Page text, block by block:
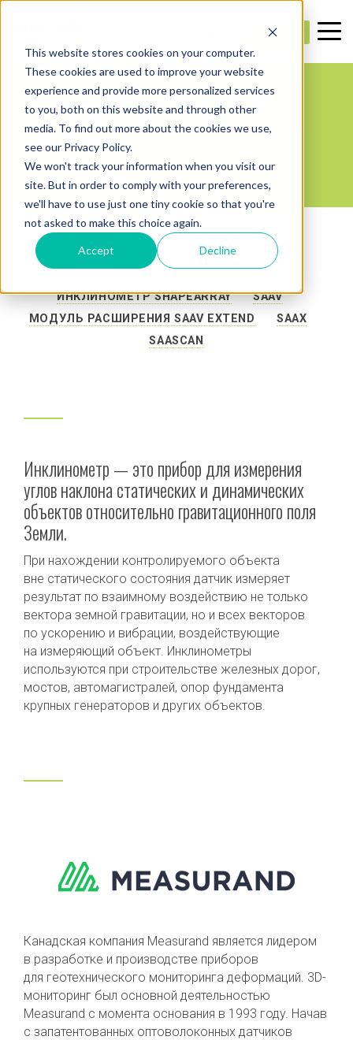
This website stores cookies on your computer.
These cookies are used to improve your website
experience and provide more personalized services
to you, both on this website and through other
media. To find out more about the cookies we use,
see our Privacy Policy.
We won't track your information when you visit our
site. But in order to comply with your preferences,
we'll have to use just one tiny cookie so that you're
not asked to make this choice again.
Accept Decline
ИНКЛИНОМЕТРЫ
ИНКЛИНОМЕТР SHAPEARRAY- || -SAAV- ||
МОДУЛЬ РАСШИРЕНИЯ SAAV EXTEND SAAX
SAASCAN
Инклинометр — это прибор для измерения
углов наклона статических и динамических
объектов относительно гравитационного поля
Земли.
При нахождении контролируемого объекта
вне статического состояния датчик измеряет
результат по взаимному воздействию не только
вектора земной гравитации, но и всех векторов
по ускорению и вибрации, воздействующие
на измеряющий объект. Инклинометры
используются при строительстве железных дорог,
мостов, автомагистралей, опор фундамента
крупных генераторов и других объектов.
Канадская компания Measurand является лидером
в разработке и производстве приборов
для геотехнического мониторинга деформаций. 3D-
мониторинг был основной деятельностью
Measurand с момента основания в 1993 году. Начав
с запатентованных оптоволоконных датчиков